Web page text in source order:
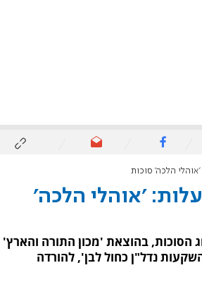
הלכה' סוכות
'אוהלי הלכה'
הסוכות, בהוצאת 'מכון התורה והארץ'
נדל"ן כחול לבן', להורדה